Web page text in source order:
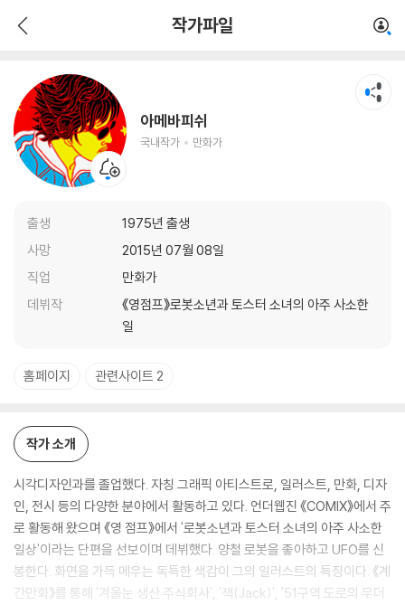
작가파일
아메바피쉬
국내작가 만화가
출생
1975년 출생
사망
2015년 07월 08일
직업
만화가
데뷔작
《영점프》로봇소년과 토스터 소녀의 아주 사소한
일
홈페이지 관련사이트 2
작가 소개
시각디자인과를 졸업했다. 자칭 그래픽 아티스트로, 일러스트, 만화, 디자
인, 전시 등의 다양한 분야에서 활동하고 있다. 언더웹진 《COMIX》에서 주
로 활동해 왔으며 《영 점프》에서 '로봇소년과 토스터 소녀의 아주 사소한
일상'이라는 단편을 선보이며 데뷔했다. 양철 로봇을 좋아하고 UFO를 신
봉한다. 화면을 가득 메우는 독특한 색감이 그의 일러스트의 특징이다. 《계
간만화》를 통해 '겨울눈 생산 주식회사', '잭(Jack)', '51구역 도로의 무더